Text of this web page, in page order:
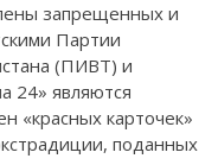
запрещенных и
Партии
(ПИВТ) и
24» являются
«красных карточек»
поданных